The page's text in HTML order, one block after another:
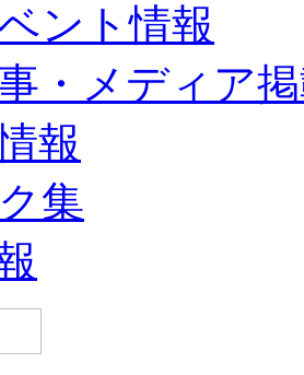
ント情報
・メディア
報
集